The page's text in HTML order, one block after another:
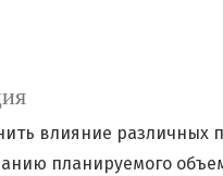
влияние различных
планируемого